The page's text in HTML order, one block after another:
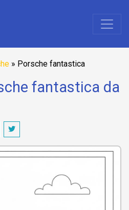
» Porsche fantastica
fantastica da